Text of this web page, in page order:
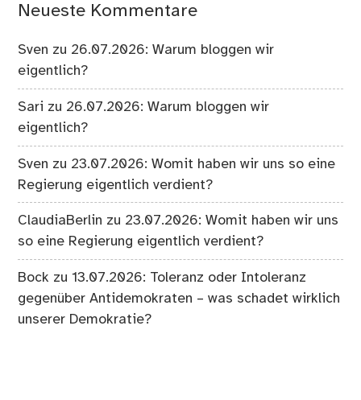
Neueste Kommentare
Sven zu 26.07.2026: Warum bloggen wir
eigentlich?
Sari zu 26.07.2026: Warum bloggen wir
eigentlich?
Sven zu 23.07.2026: Womit haben wir uns so eine
Regierung eigentlich verdient?
ClaudiaBerlin zu 23.07.2026: Womit haben wir uns
so eine Regierung eigentlich verdient?
Bock zu13.07.2026: Toleranz oder Intoleranz
gegenüber Antidemokraten – was schadet wirklich
unserer Demokratie?